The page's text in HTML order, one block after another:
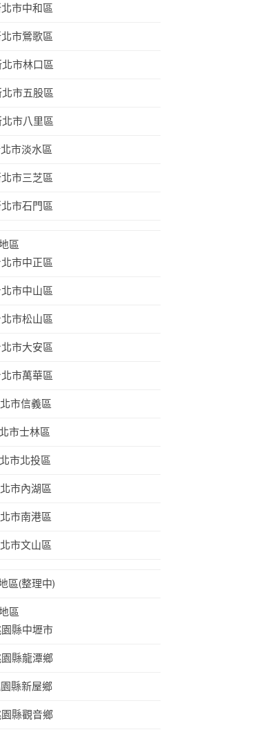
市中和區
市鶯歌區
市林口區
市五股區
市八里區
市淡水區
市三芝區
市石門區
區
市中正區
市中山區
市松山區
市大安區
市萬華區
市信義區
市士林區
市北投區
市內湖區
市南港區
市文山區
區(整理中)
區
縣中壢市
縣龍潭鄉
縣新屋鄉
縣觀音鄉